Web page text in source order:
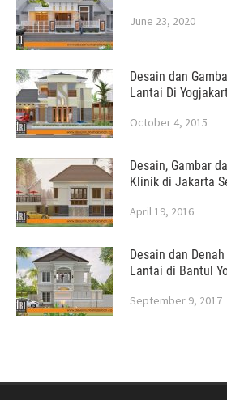
June 23, 2020
Desain dan
Lantai Di
October 4, 2015
Desain, Gambar
Klinik di Jakarta
April 19, 2016
Desain dan
Lantai di Bantul
September 9, 2017